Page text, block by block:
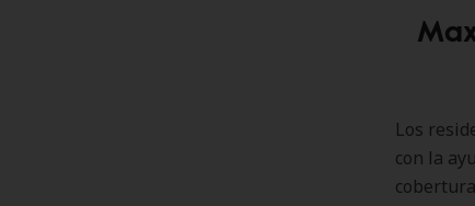
Los
con la